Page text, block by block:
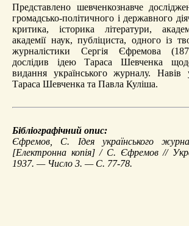
Представлено шевченкознавче
громадсько-політичного і державного
критика, історика літератури,
академії наук, публіциста, одного із
журналістики Сергія Єфремова
дослідив ідею Тараса Шевченка
видання українського журналу. Навів
Тараса Шевченка та Павла Куліша.
Бібліографічний опис:
Єфремов, С. Ідея українського
[Електронна копія] / С. Єфремов //
1937. — Число 3. — С. 77-78.